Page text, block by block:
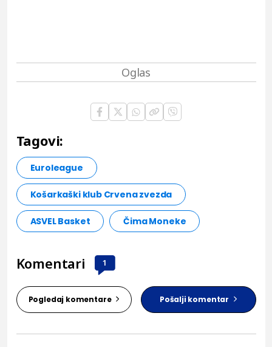
Tagovi:
Euroleague
Košarkaški klub Crvena zvezda
ASVEL Basket Čima Moneke
Komentari 1
Pogledaj komentare Pošalji komentar